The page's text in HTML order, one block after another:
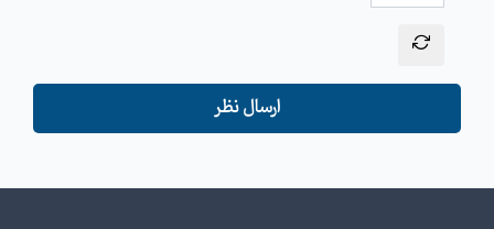
ارسال نظر